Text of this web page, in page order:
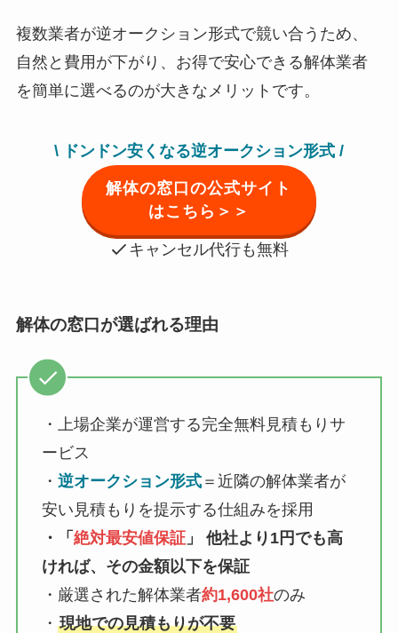
複数業者が逆オークション形式で競い合うため、
自然と費用が下がり、お得で安心できる解体業者
を簡単に選べるのが大きなメリットです。
\ ドンドン安くなる逆オークション形式 /
解体の窓口の公式サイト
はこちら＞＞
キャンセル代行も無料
解体の窓口が選ばれる理由
・上場企業が運営する完全無料見積もりサ
ービス
・ 逆オークション形式＝近隣の解体業者が
安い見積もりを提示する仕組みを採用
・「 絶対最安値保証」 他社より1円でも高
ければ、その金額以下を保証
・厳選された解体業者約1,600社のみ
・ 現地での見積もりが不要